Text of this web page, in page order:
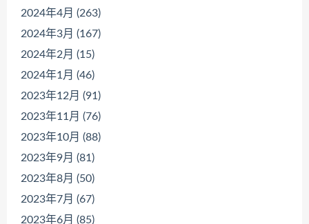
2024年4月 (263)
2024年3月 (167)
2024年2月 (15)
2024年1月 (46)
2023年12月 (91)
2023年11月 (76)
2023年10月 (88)
2023年9月 (81)
2023年8月 (50)
2023年7月 (67)
2023年6月 (85)